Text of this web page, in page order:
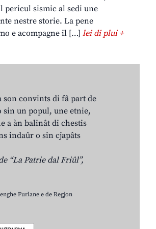
pericul sismic al sedi une
nestre storie. La pene
e acompagne il […]lei di plui +
convints di fâ part de
sin un popul, une etnie,
a àn balinât di chestis
indaûr o sin cjapâts
“La Patrie dal Friûl”,
Furlane e de Regjon